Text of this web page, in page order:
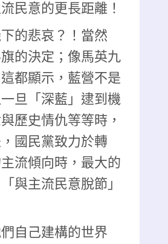
民意的更長距離！
的悲哀？！當然
的決定；像馬英九
都顯示，藍營不是
旦「深藍」逮到機
歷史情仇等等時，
國民黨致力於轉
流傾向時，最大的
與主流民意脫節」
自己建構的世界